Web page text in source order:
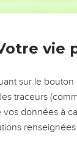
ÉVITER LES
réussites, leur
difficiles qu'ils
vie
sur le
traceurs
vos données à